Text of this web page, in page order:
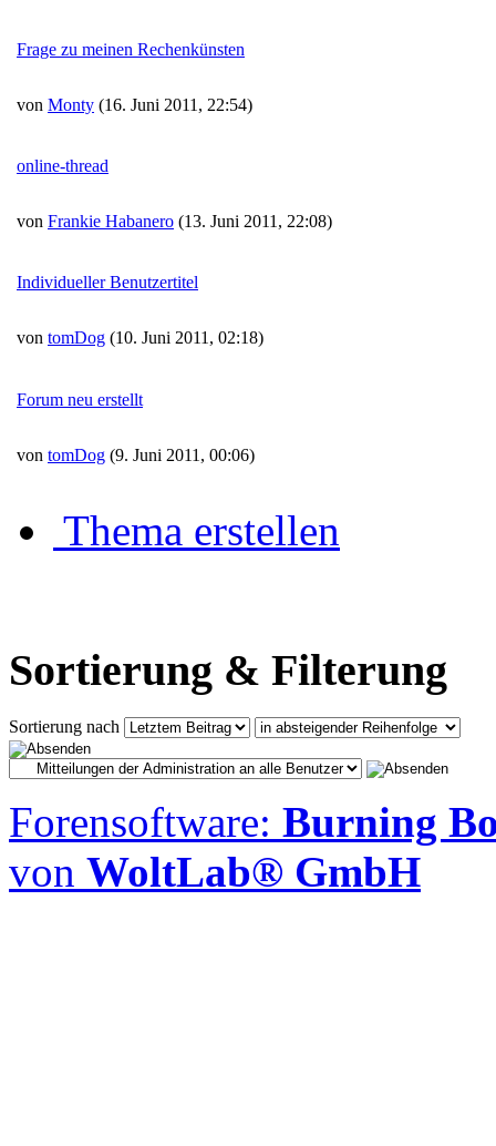
Frage zu meinen Rechenkünsten
von Monty (16. Juni 2011, 22:54)
online-thread
von Frankie Habanero (13. Juni 2011, 22:08)
Individueller Benutzertitel
von tomDog (10. Juni 2011, 02:18)
Forum neu erstellt
von tomDog (9. Juni 2011, 00:06)
Thema erstellen
Sortierung & Filterung
Sortierung nach
Forensoftware: Burning
von WoltLab® GmbH